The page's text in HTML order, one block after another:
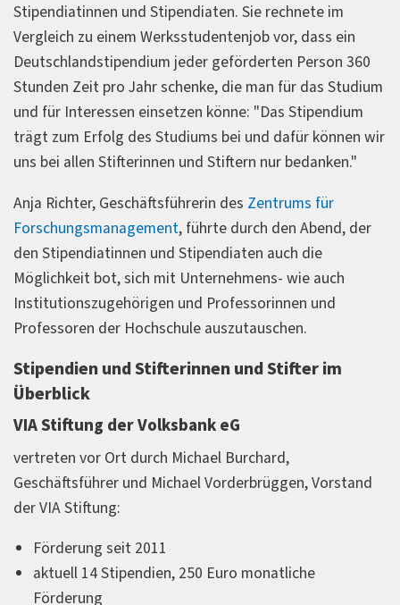
Stipendiatinnen und Stipendiaten. Sie rechnete im
Vergleich zu einem Werksstudentenjob vor, dass ein
Deutschlandstipendium jeder geförderten Person 360
Stunden Zeit pro Jahr schenke, die man für das Studium
und für Interessen einsetzen könne: "Das Stipendium
trägt zum Erfolg des Studiums bei und dafür können wir
uns bei allen Stifterinnen und Stiftern nur bedanken."
Anja Richter, Geschäftsführerin des Zentrums für
Forschungsmanagement, führte durch den Abend, der
den Stipendiatinnen und Stipendiaten auch die
Möglichkeit bot, sich mit Unternehmens- wie auch
Institutionszugehörigen und Professorinnen und
Professoren der Hochschule auszutauschen.
Stipendien und Stifterinnen und Stifter im
Überblick
VIA Stiftung der Volksbank eG
vertreten vor Ort durch Michael Burchard,
Geschäftsführer und Michael Vorderbrüggen, Vorstand
der VIA Stiftung:
Förderung seit 2011
aktuell 14 Stipendien, 250 Euro monatliche
Förderung